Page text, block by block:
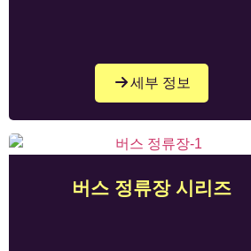
세부 정보
버스 정류장 시리즈